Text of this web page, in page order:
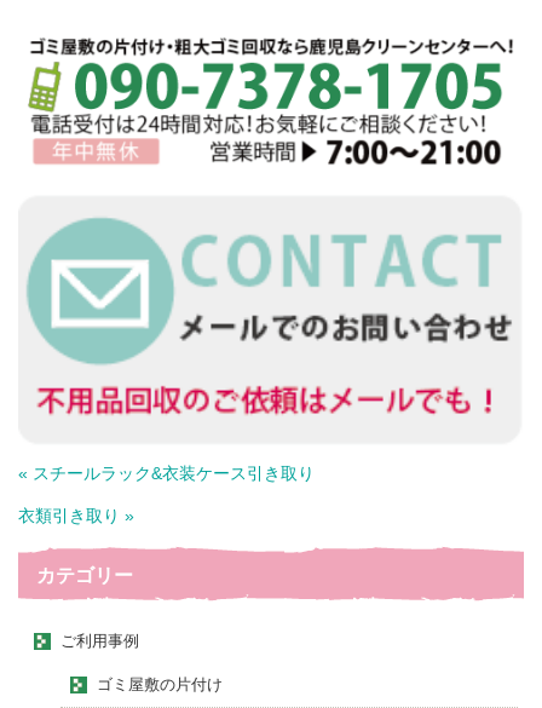
« スチールラック&衣装ケース引き取り
衣類引き取り »
カテゴリー
ご利用事例
ゴミ屋敷の片付け